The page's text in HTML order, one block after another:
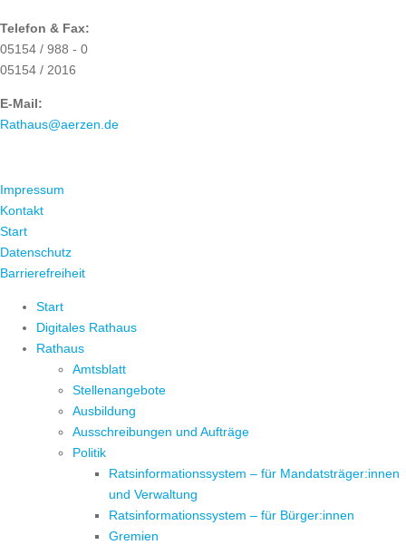
Telefon & Fax:
05154 / 988 - 0
05154 / 2016
E-Mail:
Rathaus@aerzen.de
Impressum
Kontakt
Start
Datenschutz
Barrierefreiheit
Start
Digitales Rathaus
Rathaus
Amtsblatt
Stellenangebote
Ausbildung
Ausschreibungen und Aufträge
Politik
Ratsinformationssystem – für Mandatsträger:innen
und Verwaltung
Ratsinformationssystem – für Bürger:innen
Gremien